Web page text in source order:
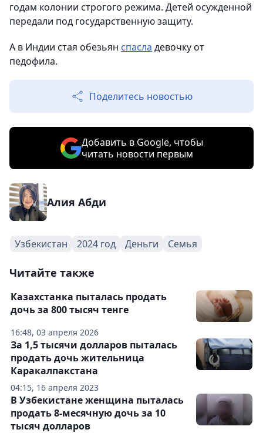
годам колонии строгого режима. Детей осужденной
передали под государственную защиту.
А в Индии стая обезьян спасла девочку от
педофила.
Поделитесь новостью
Добавить в Google, чтобы
читать новости первым
Алия Абди
Узбекистан 2024 год Деньги Семья
Читайте также
16:48, 03 апреля 2026
Казахстанка пыталась продать
дочь за 800 тысяч тенге
04:15, 16 апреля 2023
За 1,5 тысячи долларов пыталась
продать дочь жительница
Каракалпакстана
В Узбекистане женщина пыталась
продать 8-месячную дочь за 10
тысяч долларов